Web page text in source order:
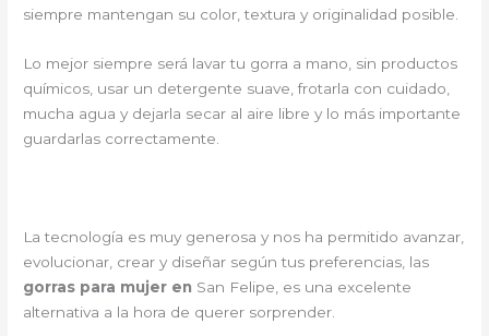
siempre mantengan su color, textura y originalidad posible.
Lo mejor siempre será lavar tu gorra a mano, sin productos
químicos, usar un detergente suave, frotarla con cuidado,
mucha agua y dejarla secar al aire libre y lo más importante
guardarlas correctamente.
La tecnología es muy generosa y nos ha permitido avanzar,
evolucionar, crear y diseñar según tus preferencias, las
gorras para mujer en San Felipe, es una excelente
alternativa a la hora de querer sorprender.